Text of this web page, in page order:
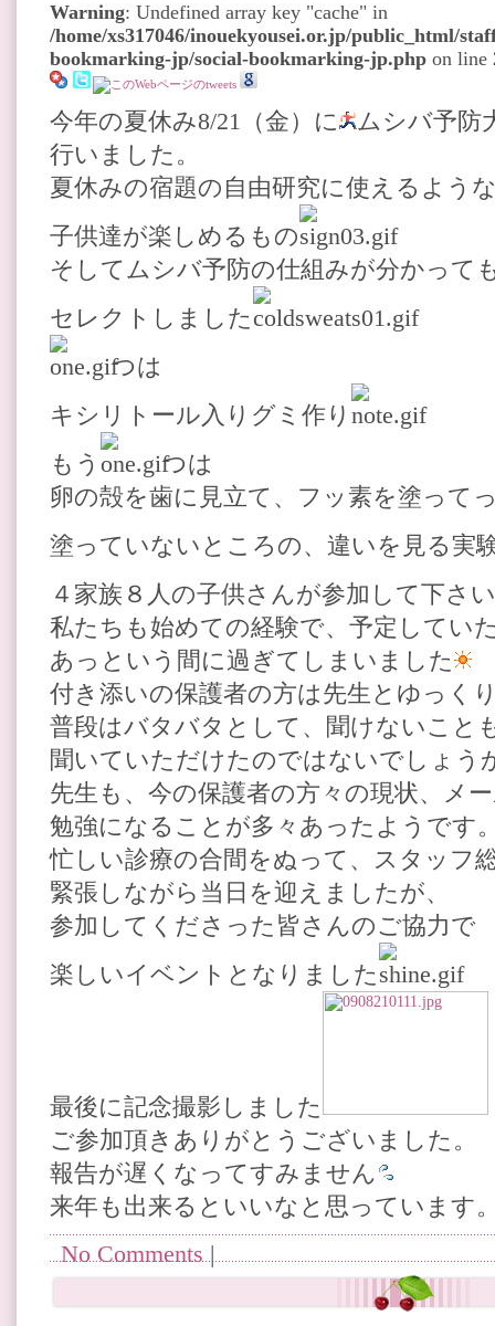
Warning: Undefined array key "cache" in
/home/xs317046/inouekyousei.or.jp/public_html/
bookmarking-jp/social-bookmarking-jp.php on line
今年の夏休み8/21（金）に
ムシバ予防
行いました。
夏休みの宿題の自由研究に使えるよう
子供達が楽しめるもの
そしてムシバ予防の仕組みが分かって
セレクトしました
つは
キシリトール入りグミ作り
もう
つは
卵の殻を歯に見立て、フッ素を塗って
塗っていないところの、違いを見る実
４家族８人の子供さんが参加して下さ
私たちも始めての経験で、予定してい
あっという間に過ぎてしまいました
付き添いの保護者の方は先生とゆっく
普段はバタバタとして、聞けないこと
聞いていただけたのではないでしょう
先生も、今の保護者の方々の現状、メ
勉強になることが多々あったようです
忙しい診療の合間をぬって、スタッフ
緊張しながら当日を迎えましたが、
参加してくださった皆さんのご協力で
楽しいイベントとなりました
最後に記念撮影しました
ご参加頂きありがとうございました。
報告が遅くなってすみません
来年も出来るといいなと思っています
No Comments|